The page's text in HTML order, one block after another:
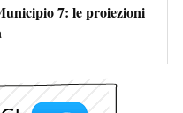
7: le proiezioni